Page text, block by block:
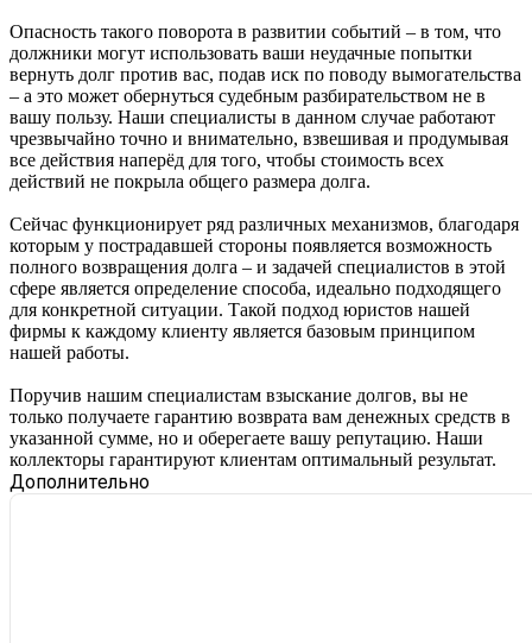
Опасность такого поворота в развитии событий – в том, что
должники могут использовать ваши неудачные попытки
вернуть долг против вас, подав иск по поводу вымогательства
– а это может обернуться судебным разбирательством не в
вашу пользу. Наши специалисты в данном случае работают
чрезвычайно точно и внимательно, взвешивая и продумывая
все действия наперёд для того, чтобы стоимость всех
действий не покрыла общего размера долга.
Сейчас функционирует ряд различных механизмов, благодаря
которым у пострадавшей стороны появляется возможность
полного возвращения долга – и задачей специалистов в этой
сфере является определение способа, идеально подходящего
для конкретной ситуации. Такой подход юристов нашей
фирмы к каждому клиенту является базовым принципом
нашей работы.
Поручив нашим специалистам взыскание долгов, вы не
только получаете гарантию возврата вам денежных средств в
указанной сумме, но и оберегаете вашу репутацию. Наши
коллекторы гарантируют клиентам оптимальный результат.
Дополнительно